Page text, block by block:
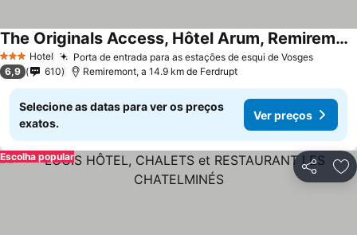
3 EstrelasHotel Porta de entrada para as estações de esqui de Vosges
The Originals Access, Hôtel Arum, Remiremont
6,9 610 Remiremont, a 14.9 km de Ferdrupt
Selecione as datas para ver os preços
exatos.
Ver preços
Partilhar
Escolha popular